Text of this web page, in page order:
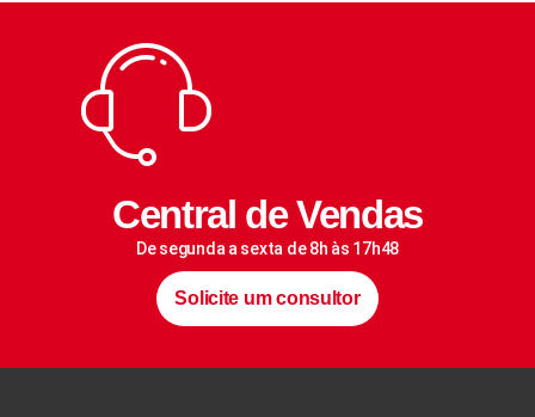
Central de Vendas
De segunda a sexta de 8h às 17h48
Solicite um consultor